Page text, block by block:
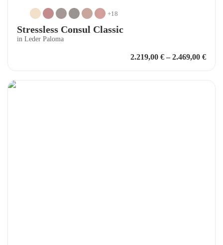
+18
Stressless Consul Classic
in Leder Paloma
2.219,00 € – 2.469,00 €